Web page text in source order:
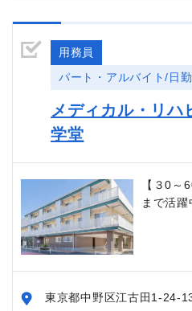
用務員
パート・アルバイト/日
メディカル・リハ
学堂
【３0～
まで活躍
東京都中野区江古田1-24-